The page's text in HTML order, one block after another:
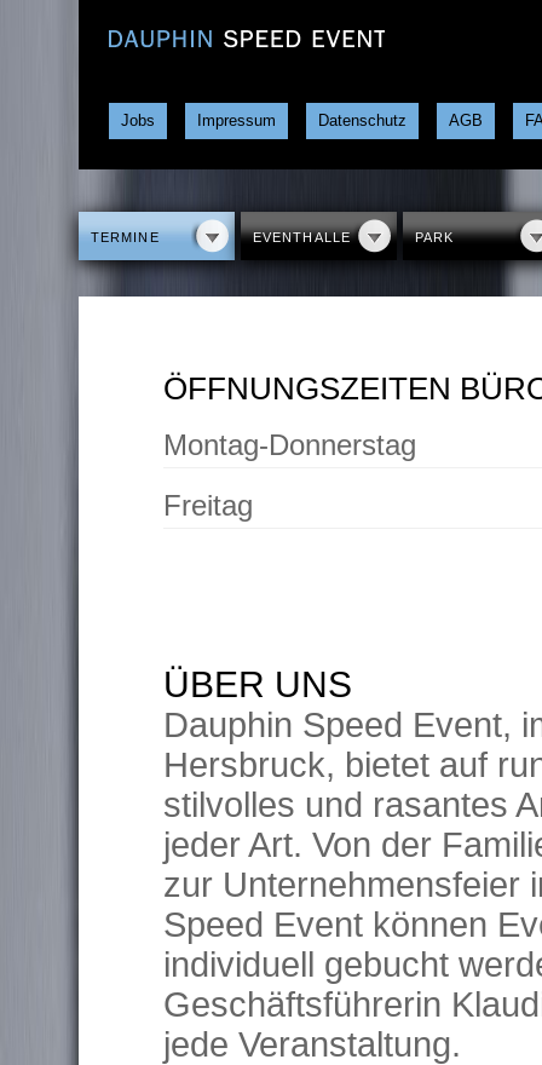
Jobs Impressum Datenschutz AGB
TERMINE EVENTHALLE PARK
ÖFFNUNGSZEITEN
Montag-Donnerstag
Freitag
ÜBER UNS
Dauphin Speed Event,
Hersbruck, bietet auf
stilvolles und rasantes
jeder Art. Von der
zur Unternehmensfeier
Speed Event können
individuell gebucht
Geschäftsführerin
jede Veranstaltung.